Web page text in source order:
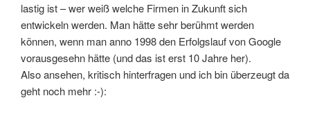
lastig ist – wer weiß welche Firmen in Zukunft sich
entwickeln werden. Man hätte sehr berühmt werden
können, wenn man anno 1998 den Erfolgslauf von Google
vorausgesehn hätte (und das ist erst 10 Jahre her).
Also ansehen, kritisch hinterfragen und ich bin überzeugt da
geht noch mehr :-):